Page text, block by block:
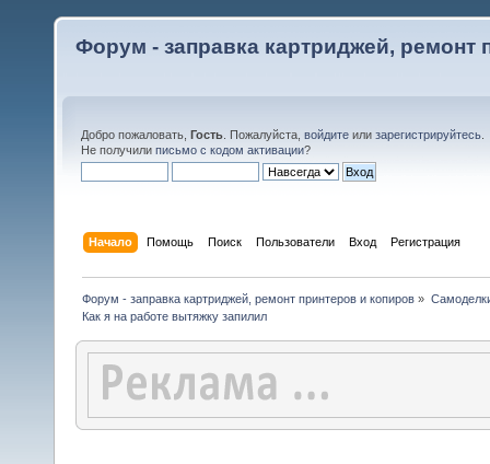
Форум - заправка картриджей, ремонт
Добро пожаловать, Гость . Пожалуйста, войдите или зарегистрируйтесь
Не получили письмо с кодом активации?
Начало Помощь Поиск Пользователи Вход Регистрация
Форум - заправка картриджей, ремонт принтеров и копиров »
Как я на работе вытяжку запилил